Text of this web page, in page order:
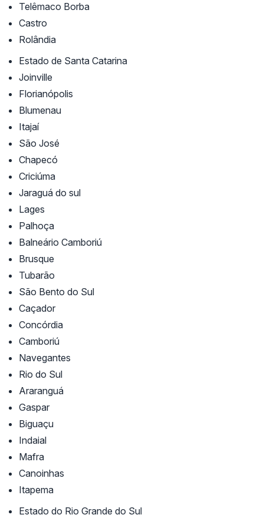
Telêmaco Borba
Castro
Rolândia
Estado de Santa Catarina
Joinville
Florianópolis
Blumenau
Itajaí
São José
Chapecó
Criciúma
Jaraguá do sul
Lages
Palhoça
Balneário Camboriú
Brusque
Tubarão
São Bento do Sul
Caçador
Concórdia
Camboriú
Navegantes
Rio do Sul
Araranguá
Gaspar
Biguaçu
Indaial
Mafra
Canoinhas
Itapema
Estado do Rio Grande do Sul